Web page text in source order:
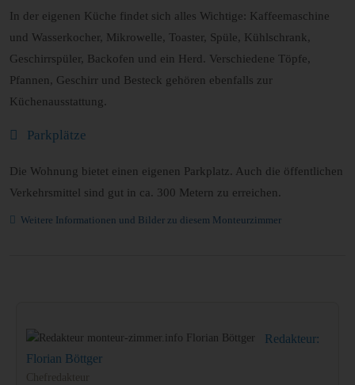
In der eigenen Küche findet sich alles Wichtige: Kaffeemaschine
und Wasserkocher, Mikrowelle, Toaster, Spüle, Kühlschrank,
Geschirrspüler, Backofen und ein Herd. Verschiedene Töpfe,
Pfannen, Geschirr und Besteck gehören ebenfalls zur
Küchenausstattung.
Parkplätze
Die Wohnung bietet einen eigenen Parkplatz. Auch die öffentlichen
Verkehrsmittel sind gut in ca. 300 Metern zu erreichen.
Weitere Informationen und Bilder zu diesem Monteurzimmer
Redakteur:
Florian Böttger
Chefredakteur